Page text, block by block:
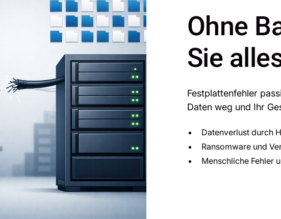
Ohne
Sie
Festplattenfehler
Daten weg und Ihr
Datenverlust durch
Ransomware und
Menschliche Fehler